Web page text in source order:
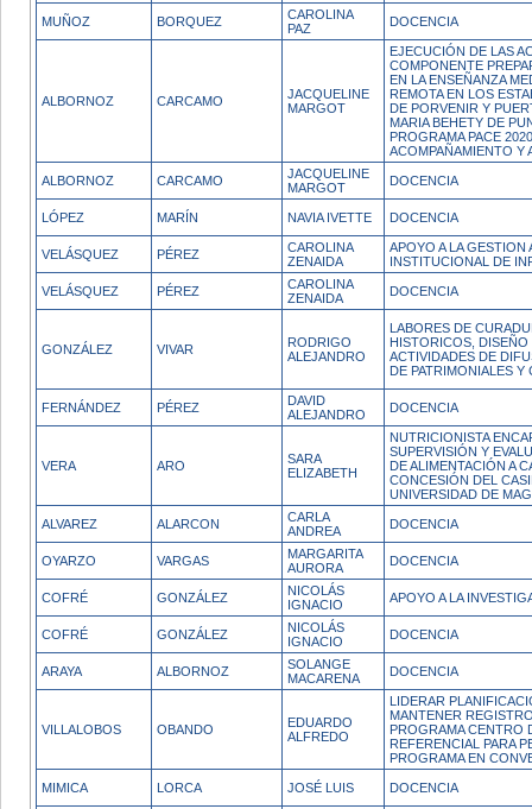
MUÑOZ BORQUEZ
CAROLINA
PAZ
DOCENCIA
ALBORNOZ CARCAMO
JACQUELINE
MARGOT
EJECUCIÓN DE LAS
COMPONENTE
EN LA ENSEÑANZA
REMOTA EN LOS
DE PORVENIR Y
MARIA BEHETY DE
PROGRAMA PACE
ACOMPAÑAMIENTO Y
ALBORNOZ CARCAMO
JACQUELINE
MARGOT
DOCENCIA
LÓPEZ MARÍN NAVIA IVETTE DOCENCIA
VELÁSQUEZ PÉREZ
CAROLINA
ZENAIDA
APOYO A LA GESTION
INSTITUCIONAL DE
VELÁSQUEZ PÉREZ
CAROLINA
ZENAIDA
DOCENCIA
GONZÁLEZ VIVAR
RODRIGO
ALEJANDRO
LABORES DE
HISTORICOS,
ACTIVIDADES DE
DE PATRIMONIALES Y
FERNÁNDEZ PÉREZ
DAVID
ALEJANDRO
DOCENCIA
VERA ARO
SARA
ELIZABETH
NUTRICIONISTA
SUPERVISIÓN Y
DE ALIMENTACIÓN A
CONCESIÓN DEL
UNIVERSIDAD DE
ALVAREZ ALARCON
CARLA
ANDREA
DOCENCIA
OYARZO VARGAS
MARGARITA
AURORA
DOCENCIA
COFRÉ GONZÁLEZ
NICOLÁS
IGNACIO
APOYO A LA
COFRÉ GONZÁLEZ
NICOLÁS
IGNACIO
DOCENCIA
ARAYA ALBORNOZ
SOLANGE
MACARENA
DOCENCIA
VILLALOBOS OBANDO
EDUARDO
ALFREDO
LIDERAR
MANTENER
PROGRAMA CENTRO
REFERENCIAL PARA
PROGRAMA EN
MIMICA LORCA JOSÉ LUIS DOCENCIA